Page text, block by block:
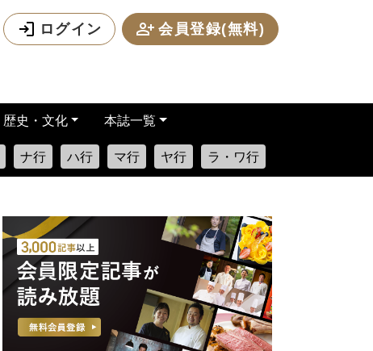
ログイン 会員登録(無料)
歴史・文化 本誌一覧
ナ行 ハ行 マ行 ヤ行 ラ・ワ行